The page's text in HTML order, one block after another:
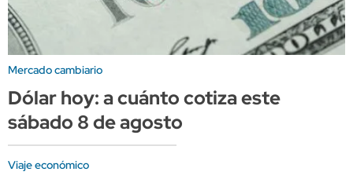
Mercado cambiario
Dólar hoy: a cuánto cotiza este
sábado 8 de agosto
Viaje económico